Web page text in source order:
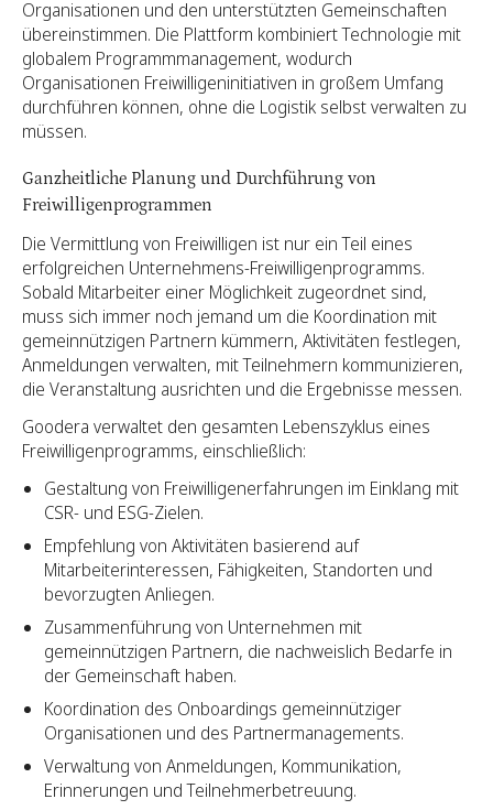
Organisationen und den unterstützten Gemeinschaften
übereinstimmen. Die Plattform kombiniert Technologie mit
globalem Programmmanagement, wodurch
Organisationen Freiwilligeninitiativen in großem Umfang
durchführen können, ohne die Logistik selbst verwalten zu
müssen.
Ganzheitliche Planung und Durchführung von
Freiwilligenprogrammen
Die Vermittlung von Freiwilligen ist nur ein Teil eines
erfolgreichen Unternehmens-Freiwilligenprogramms.
Sobald Mitarbeiter einer Möglichkeit zugeordnet sind,
muss sich immer noch jemand um die Koordination mit
gemeinnützigen Partnern kümmern, Aktivitäten festlegen,
Anmeldungen verwalten, mit Teilnehmern kommunizieren,
die Veranstaltung ausrichten und die Ergebnisse messen.
Goodera verwaltet den gesamten Lebenszyklus eines
Freiwilligenprogramms, einschließlich:
Gestaltung von Freiwilligenerfahrungen im Einklang mit
CSR- und ESG-Zielen.
Empfehlung von Aktivitäten basierend auf
Mitarbeiterinteressen, Fähigkeiten, Standorten und
bevorzugten Anliegen.
Zusammenführung von Unternehmen mit
gemeinnützigen Partnern, die nachweislich Bedarfe in
der Gemeinschaft haben.
Koordination des Onboardings gemeinnütziger
Organisationen und des Partnermanagements.
Verwaltung von Anmeldungen, Kommunikation,
Erinnerungen und Teilnehmerbetreuung.